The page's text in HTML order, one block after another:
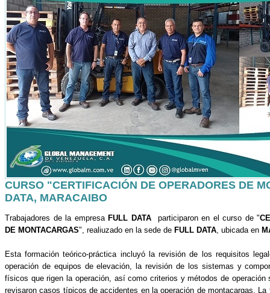
CURSO "CERTIFICACIÓN DE OPERADORES DE
DATA, MARACAIBO
Trabajadores de la empresa FULL DATAparticiparon en el curso de "
DE MONTACARGAS", realiuzado en la sede de FULL DATA ubicada en
Esta formación teórico-práctica incluyó la revisión de los requisitos
operación de equipos de elevación, la revisión de los sistemas y
físicos que rigen la operación, así como criterios y métodos de operación
revisaron casos típicos de accidentes en la operación de montacargas.